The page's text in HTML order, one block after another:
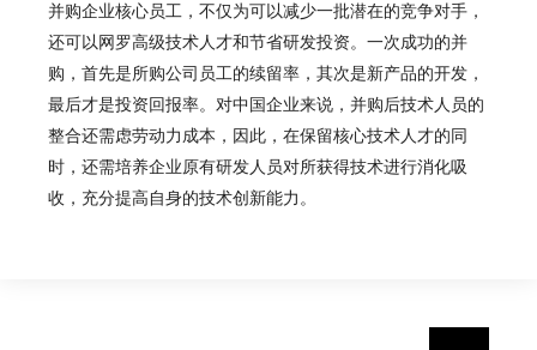
并购企业核心员工，不仅为可以减少一批潜在的竞争对手，
还可以网罗高级技术人才和节省研发投资。一次成功的并
购，首先是所购公司员工的续留率，其次是新产品的开发，
最后才是投资回报率。对中国企业来说，并购后技术人员的
整合还需虑劳动力成本，因此，在保留核心技术人才的同
时，还需培养企业原有研发人员对所获得技术进行消化吸
收，充分提高自身的技术创新能力。